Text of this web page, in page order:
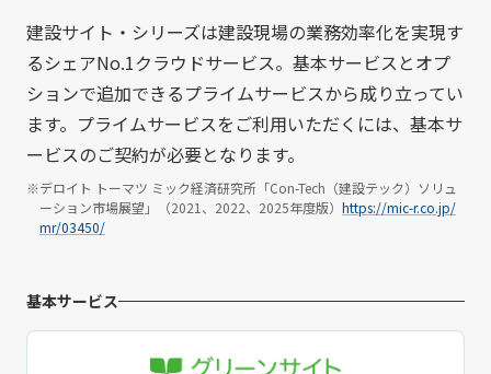
建設サイト・シリーズは建設現場の業務効率化を実現す
るシェアNo.1クラウドサービス。基本サービスとオプ
ションで追加できるプライムサービスから成り立ってい
ます。プライムサービスをご利用いただくには、基本サ
ービスのご契約が必要となります。
※デロイト トーマツ ミック経済研究所「Con-Tech（建設テック）ソリュ
ーション市場展望」（2021、2022、2025年度版） https://mic-r.co.jp/
mr/03450/
基本サービス